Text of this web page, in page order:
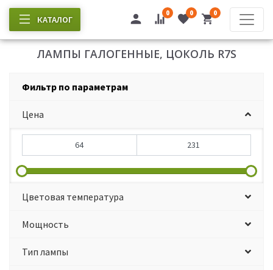
КАТАЛОГ
0 0 0
ЛАМПЫ ГАЛОГЕННЫЕ, ЦОКОЛЬ R7S
Фильтр по параметрам
Цена
Цветовая температура
Мощность
Тип лампы